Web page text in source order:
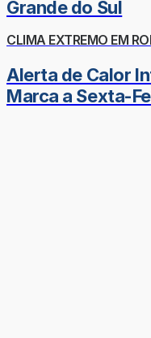
Grande do Sul
CLIMA EXTREMO EM
Alerta de Calor
Marca a Sexta-